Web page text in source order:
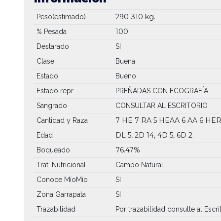
Peso(estimado) 290-310 kg.
% Pesada 100
Destarado
SI
Clase
Buena
Estado
Bueno
Estado repr.
PREÑADAS CON ECOGRAFÍA
Sangrado
CONSULTAR AL ESCRITORIO
Cantidad y Raza
7 HE 7 RA 5 HEAA 6 AA 6
Edad DL 5, 2D 14, 4D 5, 6D 2
Boqueado 76.47%
Trat. Nutricional
Campo Natural
Conoce MíoMío
SI
Zona Garrapata
SI
Trazabilidad
Por trazabilidad consulte al